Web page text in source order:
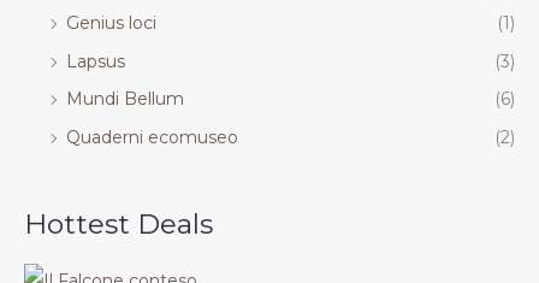
Genius loci
(1)
Lapsus
(3)
Mundi Bellum
(6)
Quaderni ecomuseo
(2)
Hottest Deals